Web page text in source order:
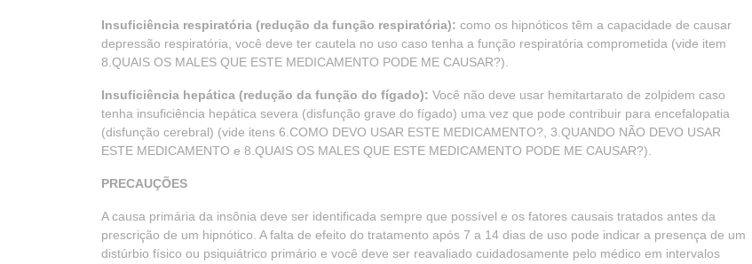
Insuficiência respiratória (redução da função respiratória): como os hipnóticos têm a capacidade de causar
depressão respiratória, você deve ter cautela no uso caso tenha a função respiratória comprometida (vide item
8.QUAIS OS MALES QUE ESTE MEDICAMENTO PODE ME CAUSAR?).
Insuficiência hepática (redução da função do fígado): Você não deve usar hemitartarato de zolpidem caso
tenha insuficiência hepática severa (disfunção grave do fígado) uma vez que pode contribuir para encefalopatia
(disfunção cerebral) (vide itens 6.COMO DEVO USAR ESTE MEDICAMENTO?, 3.QUANDO NÃO DEVO USAR
ESTE MEDICAMENTO e 8.QUAIS OS MALES QUE ESTE MEDICAMENTO PODE ME CAUSAR?).
PRECAUÇÕES
A causa primária da insônia deve ser identificada sempre que possível e os fatores causais tratados antes da
prescrição de um hipnótico. A falta de efeito do tratamento após 7 a 14 dias de uso pode indicar a presença de um
distúrbio físico ou psiquiátrico primário e você deve ser reavaliado cuidadosamente pelo médico em intervalos